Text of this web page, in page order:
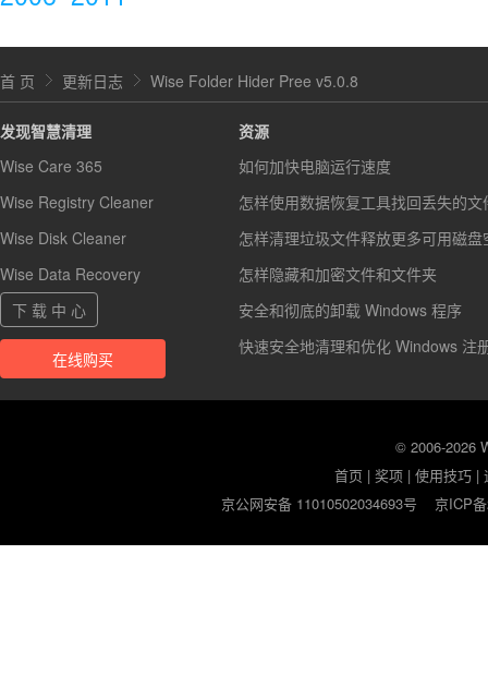
首 页 更新日志 Wise Folder Hider Pree v5.0.8
发现智慧清理
Wise Care 365
Wise Registry Cleaner
Wise Disk Cleaner
Wise Data Recovery
下 载 中 心
在线购买
资源
如何加快电脑运行速度
怎样使用数据恢复工具找回丢失的文
怎样清理垃圾文件释放更多可用磁盘
怎样隐藏和加密文件和文件夹
安全和彻底的卸载 Windows 程序
快速安全地清理和优化 Windows 注
© 2006-2026
首页 |奖项 |使用技巧 |
京公网安备 11010502034693号
京ICP